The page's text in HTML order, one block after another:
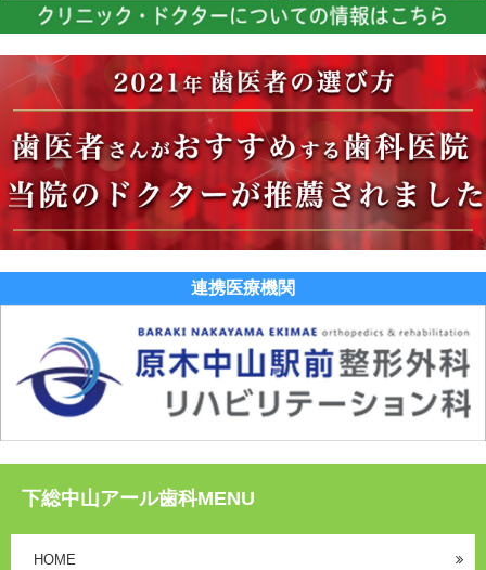
連携医療機関
下総中山アール歯科MENU
HOME